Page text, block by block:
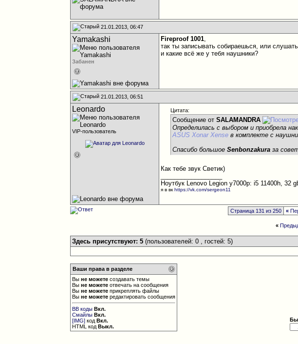
21.01.2013, 06:47
Yamakashi
Забанен
Fireproof 1001,
так ты записывать собираешься, или
и какие всё же у тебя наушники?
21.01.2013, 06:51
Leonardo
VIP-пользователь
Цитата:
Сообщение отSALAMANDRA
Определилась с выбором и приобрела
ASUS Xonar Xense в комплекте с
Спасибо большоеSenbonzakura за
Как тебе звук Светик)
Ноутбук Lenovo Legion y7000p: i5 11400h, 32
я в вкhttps://vk.com/sergeon11
Страница 131 из 250 «
«
Здесь присутствуют: 5(пользователей: 0 , гостей: 5)
Ваши права в разделе
Выне можете создавать темы
Выне можете отвечать на сообщения
Выне можете прикреплять файлы
Выне можете редактировать сообщения
BB коды Вкл.
Смайлы Вкл.
[IMG] кодВкл.
HTML кодВыкл.